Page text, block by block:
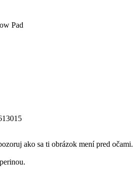
Pad
ako sa ti obrázok mení pred očami.